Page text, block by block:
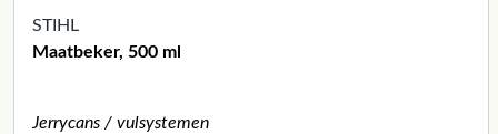
STIHL
Maatbeker, 500 ml
Jerrycans / vulsystemen